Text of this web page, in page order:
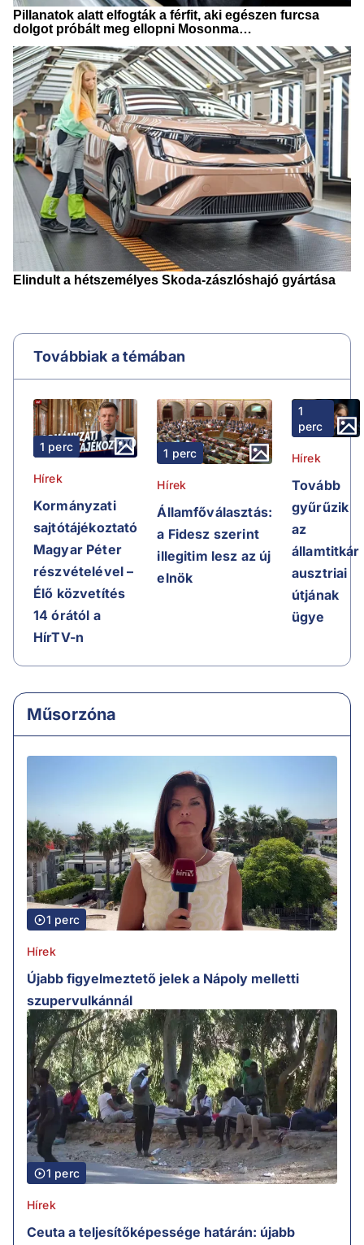
Továbbiak a témában
1 perc
Hírek
Kormányzati
sajtótájékoztató
Magyar Péter
részvételével –
Élő közvetítés
14 órától a
HírTV-n
1 perc
Hírek
Államfőválasztás:
a Fidesz szerint
illegitim lesz az új
elnök
1
perc
Hírek
Tovább
gyűrűzik
az
államtitkár
ausztriai
útjának
ügye
Műsorzóna
1 perc
Hírek
Újabb figyelmeztető jelek a Nápoly melletti
szupervulkánnál
1 perc
Hírek
Ceuta a teljesítőképessége határán: újabb